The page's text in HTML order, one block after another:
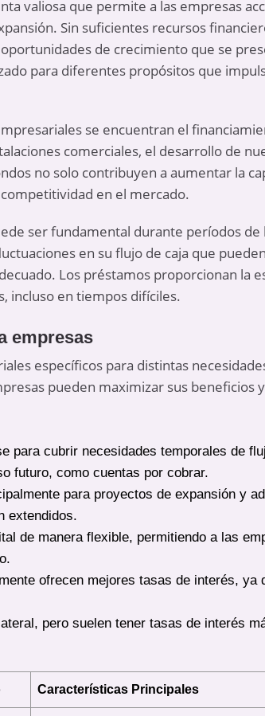
valiosa que permite a las empresas
Sin suficientes recursos
de crecimiento que se
para diferentes propósitos que
se encuentran el
comerciales, el desarrollo de
no solo contribuyen a aumentar la
en el mercado.
ser fundamental durante períodos de
en su flujo de caja que
Los préstamos proporcionan la
incluso en tiempos difíciles.
empresas
específicos para distintas
pueden maximizar sus beneficios
para cubrir necesidades temporales de
futuro, como cuentas por cobrar.
para proyectos de expansión y
extendidos.
de manera flexible, permitiendo a las
ofrecen mejores tasas de interés, ya
pero suelen tener tasas de interés
Características Principales